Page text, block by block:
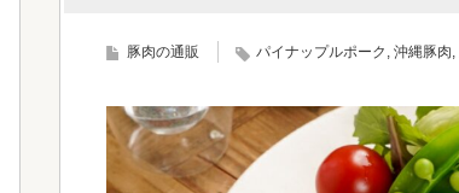
豚肉の通販 パイナップルポーク , 沖縄豚肉,